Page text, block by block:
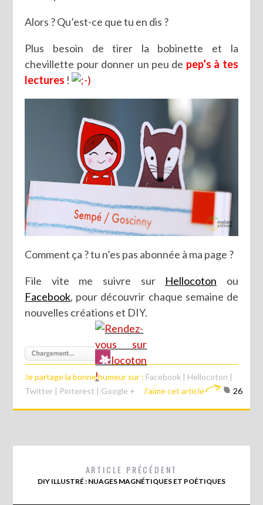
Alors ? Qu’est-ce que tu en dis ?
Plus besoin de tirer la bobinette et la
chevillette pour donner un peu de pep’s à tes
lectures !
Comment ça ? tu n’es pas abonnée à ma page ?
File vite me suivre sur Hellocoton ou
Facebook, pour découvrir chaque semaine de
nouvelles créations et DIY.
Je partage la bonne humeur sur : Facebook | Hellocoton |
Twitter | Pinterest | Google + J'aime cet article 26
ARTICLE PRÉCÉDENT
DIY ILLUSTRÉ : NUAGES MAGNÉTIQUES ET POÉTIQUES